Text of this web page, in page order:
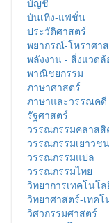
บันเทิง-แฟชั่น
ประวัติศาสตร์
พยากรณ์-โหราศา
พลังงาน - สิ่งแวดล้
พาณิชยกรรม
ภาษาศาสตร์
ภาษาและวรรณคดี
รัฐศาสตร์
วรรณกรรมคลาสสิ
วรรณกรรมเยาวชน
วรรณกรรมแปล
วรรณกรรมไทย
วิทยาการเทคโนโล
วิทยาศาสตร์-เทคโ
วิศวกรรมศาสตร์